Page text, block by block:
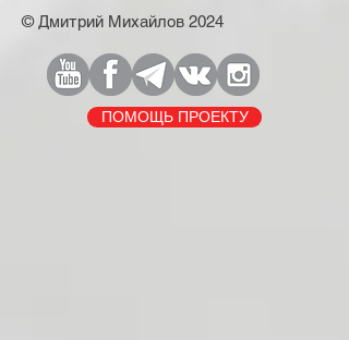
© Дмитрий Михайлов 2024
ПОМОЩЬ ПРОЕКТУ